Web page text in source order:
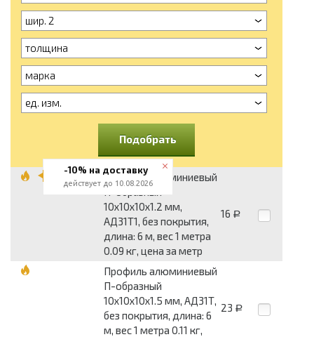
шир. 2
толщина
марка
ед. изм.
Подобрать
Профиль алюминиевый
П-образный
10x10x10x1.2 мм,
АД31Т1, без покрытия,
длина: 6 м, вес 1 метра
0.09 кг, цена за метр
16 Р
Профиль алюминиевый
П-образный
10x10x10x1.5 мм, АД31Т,
без покрытия, длина: 6
м, вес 1 метра 0.11 кг,
23 Р
-10% на доставку
действует до 10.08.2026